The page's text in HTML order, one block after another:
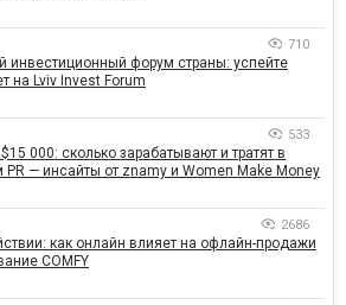
710
инвестиционный форум страны: успейте
на Lviv Invest Forum
533
000: сколько зарабатывают и тратят в
PR — инсайты от znamy и Women Make Money
2686
как онлайн влияет на офлайн-продажи
COMFY